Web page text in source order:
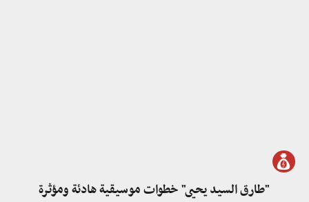
"طارق السيد يحيى" خطوات موسيقية هادئة ومؤثرة